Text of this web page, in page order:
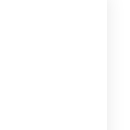
bình ổn
cường các
nông thôn.